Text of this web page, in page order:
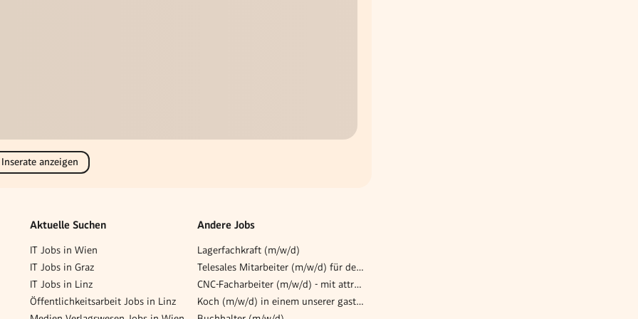
anzeigen
Aktuelle Suchen
IT Jobs in Wien
IT Jobs in Graz
IT Jobs in Linz
Öffentlichkeitsarbeit Jobs in Linz
Andere Jobs
Lagerfachkraft (m/w/d)
Telesales Mitarbeiter (m/w/d) für den B2B Vertrieb
CNC-Facharbeiter (m/w/d) - mit attraktivem Gehalt !
Koch (m/w/d) in einem unserer gastronomischen Betriebe in Wien